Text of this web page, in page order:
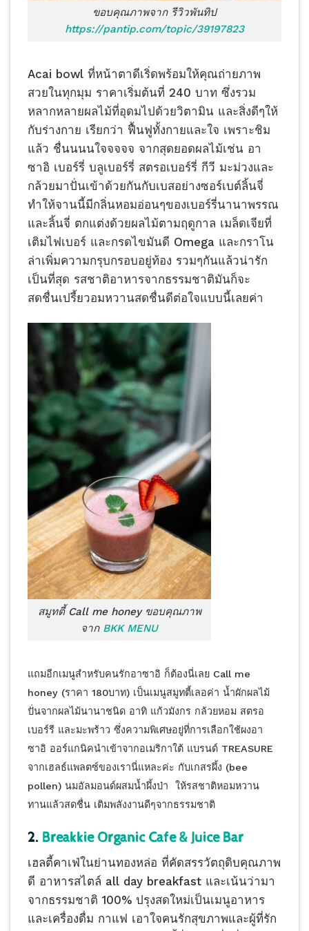
ขอบคุณภาพจาก รีวิวพันทิป
https://pantip.com/topic/39197823
Acai bowl ที่หน้าตาดีเริ่ดพร้อมให้คุณถ่ายภาพ
สวยในทุกมุม ราคาเริ่มต้นที่ 240 บาท ซึ่งรวม
หลากหลายผลไม้ที่อุดมไปด้วยวิตามิน และสิ่งดีๆให้
กับร่างกาย เรียกว่า ฟื้นฟูทั้งกายและใจ เพราะชิม
แล้ว ชื่นนนนใจจจจจ จากสุดยอดผลไม้เช่น อา
ซาอิ เบอร์รี่ บลูเบอร์รี่ สตรอเบอร์รี่ กีวี มะม่วงและ
กล้วยมาปั่นเข้าด้วยกันกับเบสอย่างซอร์เบต์ลิ้นจี่
ทำให้จานนี้มีกลิ่นหอมอ่อนๆของเบอร์รี่นานาพรรณ
และลิ้นจี่ ตกแต่งด้วยผลไม้ตามฤดูกาล เมล็ดเจียที่
เติมไฟเบอร์ และกรดไขมันดี Omega และกราโน
ล่าเพิ่มความกรุบกรอบอยู่ท้อง รวมๆกันแล้วน่ารัก
เป็นที่สุด รสชาติอาหารจากธรรมชาติมันก็จะ
สดชื่นเปรี้ยวอมหวานสดชื่นดีต่อใจแบบนี้เลยค่า
สมูทตี้ Call me honey ขอบคุณภาพ
จากBKK MENU
แถมอีกเมนูสำหรับคนรักอาซาอิ ก็ต้องนี่เลย Call me
honey (ราคา 180บาท) เป็นเมนูสมูทตี้เลอค่า น้ำผักผลไม้
ปั่นจากผลไม้นานาชนิด อาทิ แก้วมังกร กล้วยหอม สตรอ
เบอร์รี และมะพร้าว ซึ่งความพิเศษอยู่ที่การเลือกใช้ผงอา
ซาอิ ออร์แกนิคนำเข้าจากอเมริกาใต้ แบรนด์ TREASURE
จากเฮลธ์แพลตซ์ของเรานี่แหละค่ะ กับเกสรผึ้ง (bee
pollen) นมอัลมอนด์ผสมน้ำผึ้งป่า ให้รสชาติหอมหวาน
ทานแล้วสดชื่น เติมพลังงานดีๆจากธรรมชาติ
2. Breakkie Organic Cafe & Juice Bar
เฮลตี้คาเฟ่ในย่านทองหล่อ ที่คัดสรรวัตถุดิบคุณภาพ
ดี อาหารสไตล์ all day breakfast และเน้นว่ามา
จากธรรมชาติ 100% ปรุงสดใหม่เป็นเมนูอาหาร
และเครื่องดื่ม กาแฟ เอาใจคนรักสุขภาพและผู้ที่รัก